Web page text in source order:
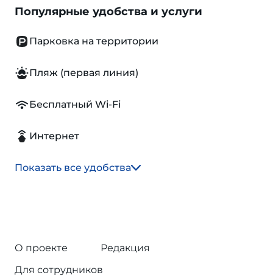
Популярные удобства и услуги
Парковка на территории
Пляж (первая линия)
Бесплатный Wi-Fi
Интернет
Показать все удобства
О проекте
Редакция
Для сотрудников